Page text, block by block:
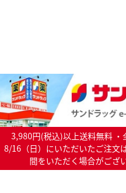
3,980円(税込)以上送料無料
8/16（日）にいただいたご注文
間をいただく場合がござ